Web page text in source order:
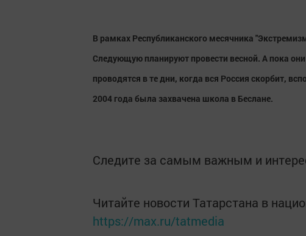
В рамках Республиканского месячника
Следующую планируют провести весной. А пока
проводятся в те дни, когда вся Россия скорбит,
2004 года была захвачена школа в Беслане.
Следите за самым важным и
Читайте новости Татарстана в
https://max.ru/tatmedia